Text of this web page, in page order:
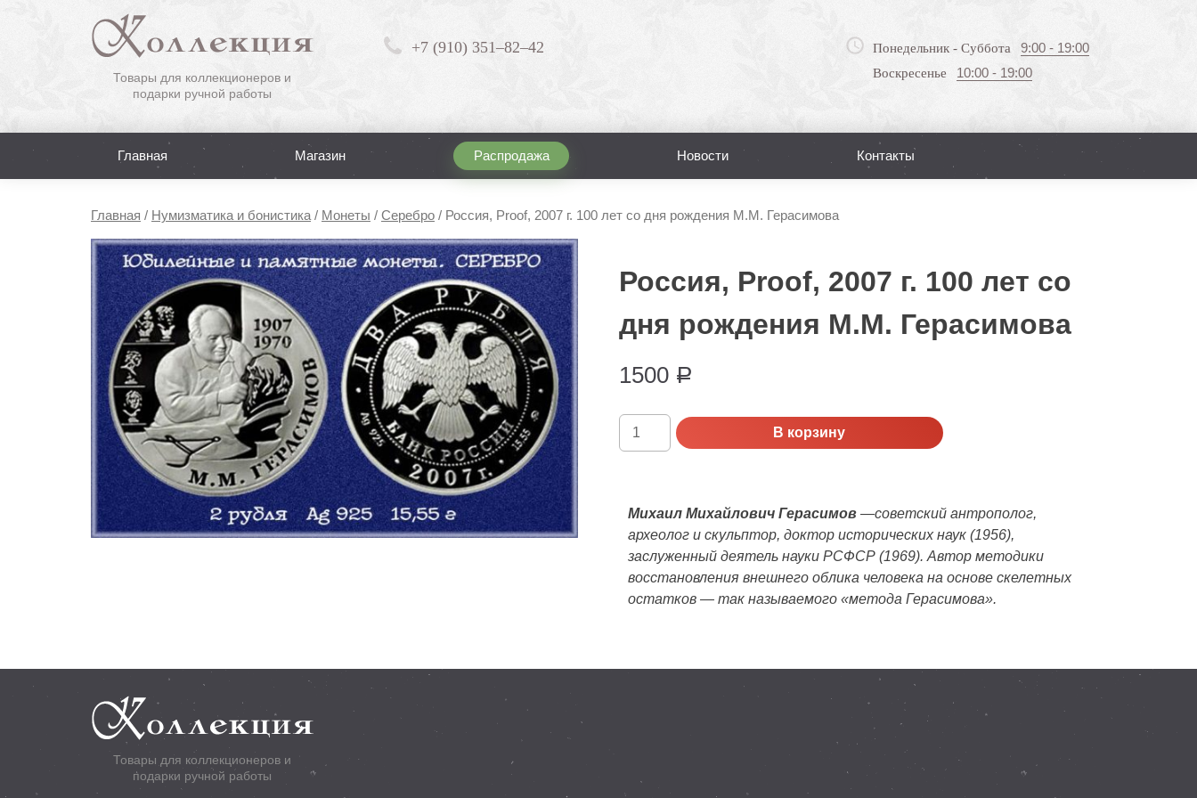
Товары для коллекционеров и
подарки ручной работы
+7 (910) 351–82–42 Понедельник - Суббота 9:00 - 19:00
Воскресенье 10:00 - 19:00
Главная Магазин Распродажа Новости Контакты
Главная / Нумизматика и бонистика / Монеты / Серебро / Россия, Proof, 2007 г. 100 лет со дня рождения М.М. Герасимова
Россия, Proof, 2007 г. 100 лет со
дня рождения М.М. Герасимова
1500 Р
Количество
Россия,
100
лет
со
дня
В корзину
Михаил Михайлович Герасимов—советский антрополог,
археолог и скульптор, доктор исторических наук (1956),
заслуженный деятель науки РСФСР (1969). Автор методики
восстановления внешнего облика человека на основе скелетных
остатков — так называемого «метода Герасимова».
Товары для коллекционеров и
подарки ручной работы